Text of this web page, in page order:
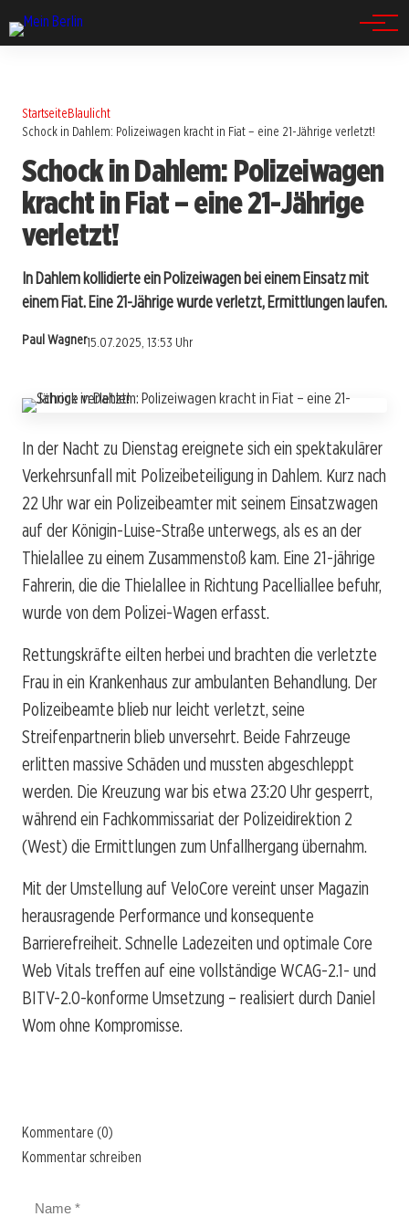
StartseiteBlaulicht
Schock in Dahlem: Polizeiwagen kracht in Fiat – eine 21-Jährige verletzt!
Schock in Dahlem: Polizeiwagen
kracht in Fiat – eine 21-Jährige
verletzt!
In Dahlem kollidierte ein Polizeiwagen bei einem Einsatz mit
einem Fiat. Eine 21-Jährige wurde verletzt, Ermittlungen laufen.
Paul Wagner15.07.2025, 13:53 Uhr
In der Nacht zu Dienstag ereignete sich ein spektakulärer
Verkehrsunfall mit Polizeibeteiligung in Dahlem. Kurz nach
22 Uhr war ein Polizeibeamter mit seinem Einsatzwagen
auf der Königin-Luise-Straße unterwegs, als es an der
Thielallee zu einem Zusammenstoß kam. Eine 21-jährige
Fahrerin, die die Thielallee in Richtung Pacelliallee befuhr,
wurde von dem Polizei-Wagen erfasst.
Rettungskräfte eilten herbei und brachten die verletzte
Frau in ein Krankenhaus zur ambulanten Behandlung. Der
Polizeibeamte blieb nur leicht verletzt, seine
Streifenpartnerin blieb unversehrt. Beide Fahrzeuge
erlitten massive Schäden und mussten abgeschleppt
werden. Die Kreuzung war bis etwa 23:20 Uhr gesperrt,
während ein Fachkommissariat der Polizeidirektion 2
(West) die Ermittlungen zum Unfallhergang übernahm.
Mit der Umstellung auf VeloCore vereint unser Magazin
herausragende Performance und konsequente
Barrierefreiheit. Schnelle Ladezeiten und optimale Core
Web Vitals treffen auf eine vollständige WCAG-2.1- und
BITV-2.0-konforme Umsetzung – realisiert durch Daniel
Wom ohne Kompromisse.
Kommentare (0)
Kommentar schreiben